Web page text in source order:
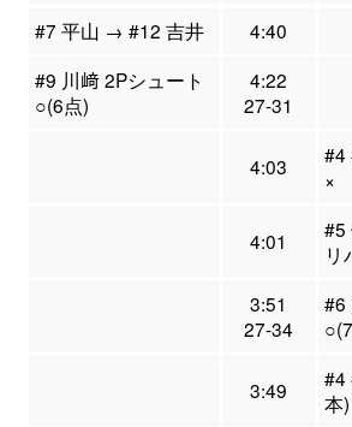
#7 平山 → #12 吉井
4:40
#9 川﨑 2Pシュート
○(6点)
4:22
27-31
4:03
#4
×
4:01
#5
リ
3:51
27-34
#6
3:49
#4
本)